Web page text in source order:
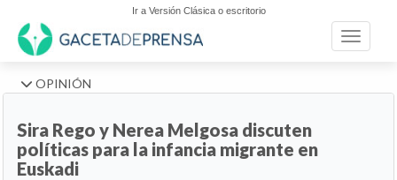
Ir a Versión Clásica o escritorio
Toggle
OPINIÓN
Sira Rego y Nerea Melgosa discuten
políticas para la infancia migrante en
Euskadi